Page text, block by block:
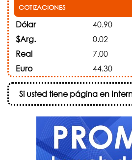
COTIZACIONES
Dólar 40.90
$Arg.
0.02
Real
7.00
Euro
44.30
Si usted tiene página en